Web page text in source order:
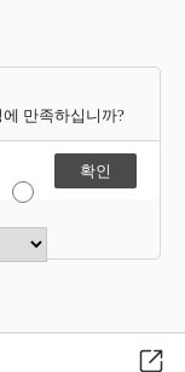
만족하십니까?